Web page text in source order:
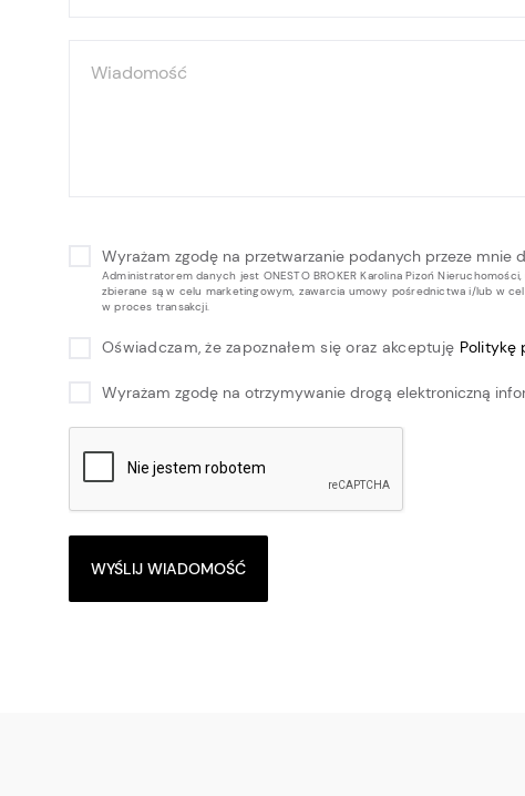
Wiadomość
Wyrażam zgodę na przetwarzanie podanych przeze mnie
Administratorem danych jest ONESTO BROKER Karolina Pizoń
zbierane są w celu marketingowym, zawarcia umowy pośrednictwa i/lub w
w proces transakcji.
Oświadczam, że zapoznałem się oraz akceptuję Politykę
Wyrażam zgodę na otrzymywanie drogą elektroniczną
WYŚLIJ WIADOMOŚĆ